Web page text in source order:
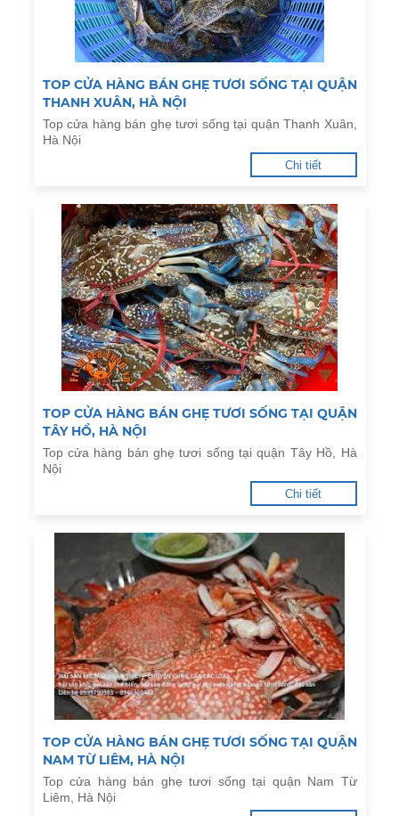
TOP CỬA HÀNG BÁN GHẸ TƯƠI SỐNG TẠI QUẬN
THANH XUÂN, HÀ NỘI
Top cửa hàng bán ghẹ tươi sống tại quận Thanh Xuân,
Hà Nội
Chi tiết
TOP CỬA HÀNG BÁN GHẸ TƯƠI SỐNG TẠI QUẬN
TÂY HỒ, HÀ NỘI
Top cửa hàng bán ghẹ tươi sống tại quận Tây Hồ, Hà
Nội
Chi tiết
TOP CỬA HÀNG BÁN GHẸ TƯƠI SỐNG TẠI QUẬN
NAM TỪ LIÊM, HÀ NỘI
Top cửa hàng bán ghẹ tươi sống tại quận Nam Từ
Liêm, Hà Nội